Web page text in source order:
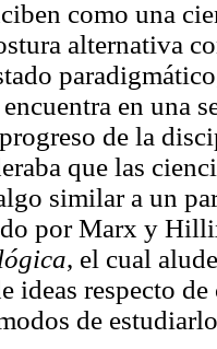
como una
alternativa
en una
de la
que las
similar a un
por Marx y
, el cual
ideas respecto
de